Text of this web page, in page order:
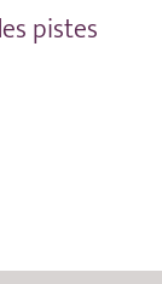
pistes